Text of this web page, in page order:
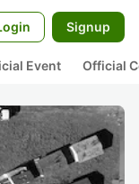
Signup
Event Official